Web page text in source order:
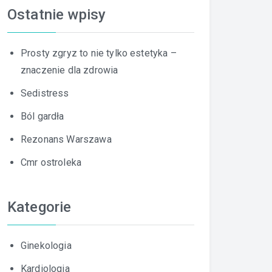
Ostatnie wpisy
Prosty zgryz to nie tylko estetyka –
znaczenie dla zdrowia
Sedistress
Ból gardła
Rezonans Warszawa
Cmr ostroleka
Kategorie
Ginekologia
Kardiologia